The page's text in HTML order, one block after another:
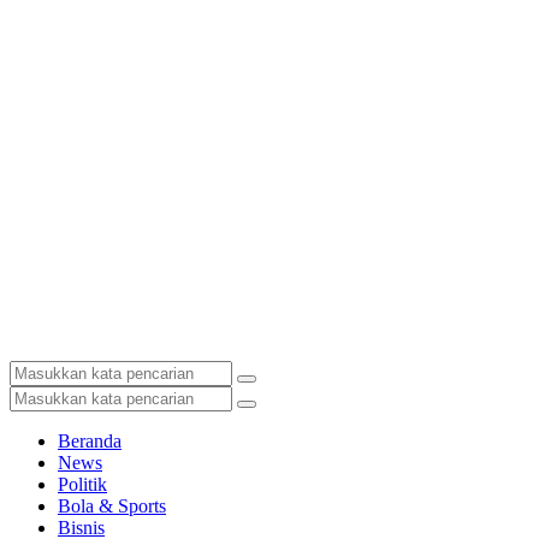
Beranda
News
Politik
Bola & Sports
Bisnis